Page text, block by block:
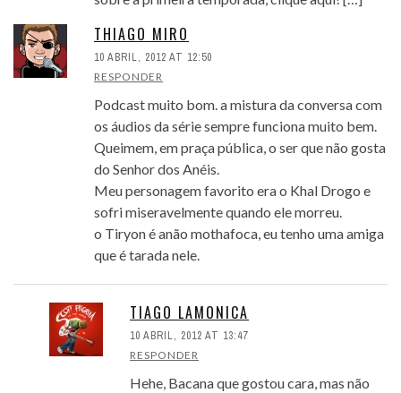
THIAGO MIRO
10 ABRIL, 2012 AT 12:50
RESPONDER
Podcast muito bom. a mistura da conversa com
os áudios da série sempre funciona muito bem.
Queimem, em praça pública, o ser que não gosta
do Senhor dos Anéis.
Meu personagem favorito era o Khal Drogo e
sofri miseravelmente quando ele morreu.
o Tiryon é anão mothafoca, eu tenho uma amiga
que é tarada nele.
TIAGO LAMONICA
10 ABRIL, 2012 AT 13:47
RESPONDER
Hehe, Bacana que gostou cara, mas não